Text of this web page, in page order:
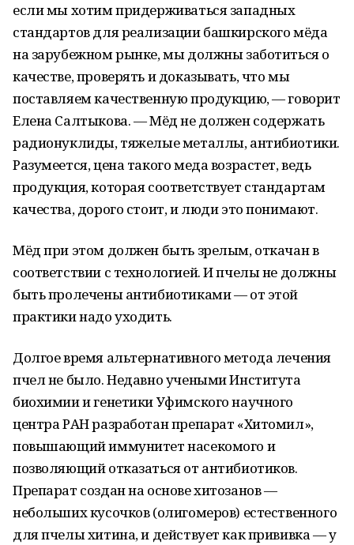
если мы хотим придерживаться западных
стандартов для реализации башкирского мёда
на зарубежном рынке, мы должны заботиться о
качестве, проверять и доказывать, что мы
поставляем качественную продукцию, — говорит
Елена Салтыкова. — Мёд не должен содержать
радионуклиды, тяжелые металлы, антибиотики.
Разумеется, цена такого меда возрастет, ведь
продукция, которая соответствует стандартам
качества, дорого стоит, и люди это понимают.
Мёд при этом должен быть зрелым, откачан в
соответствии с технологией. И пчелы не должны
быть пролечены антибиотиками — от этой
практики надо уходить.
Долгое время альтернативного метода лечения
пчел не было. Недавно учеными Института
биохимии и генетики Уфимского научного
центра РАН разработан препарат «Хитомил»,
повышающий иммунитет насекомого и
позволяющий отказаться от антибиотиков.
Препарат создан на основе хитозанов —
небольших кусочков (олигомеров) естественного
для пчелы хитина, и действует как прививка — у